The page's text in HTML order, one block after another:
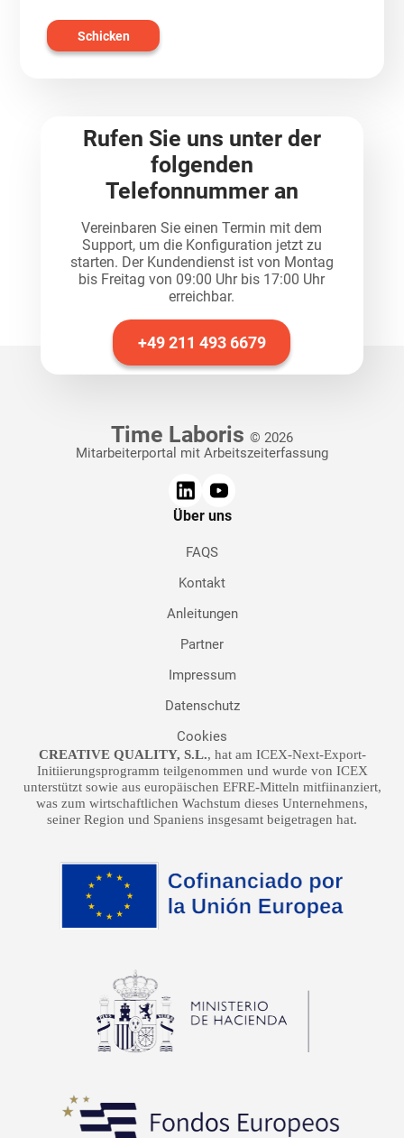
Schicken
Rufen Sie uns unter der
folgenden
Telefonnummer an
Vereinbaren Sie einen Termin mit dem
Support, um die Konfiguration jetzt zu
starten. Der Kundendienst ist von Montag
bis Freitag von 09:00 Uhr bis 17:00 Uhr
erreichbar.
+49 211 493 6679
Time Laboris © 2026
Mitarbeiterportal mit Arbeitszeiterfassung
Über uns
FAQS
Kontakt
Anleitungen
Partner
Impressum
Datenschutz
Cookies
CREATIVE QUALITY, S.L., hat am ICEX-Next-Export-
Initiierungsprogramm teilgenommen und wurde von ICEX
unterstützt sowie aus europäischen EFRE-Mitteln mitfiinanziert,
was zum wirtschaftlichen Wachstum dieses Unternehmens,
seiner Region und Spaniens insgesamt beigetragen hat.